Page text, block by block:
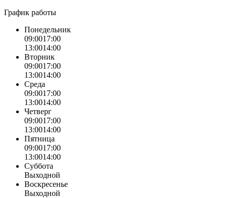
График работы
Понедельник
09:0017:00
13:0014:00
Вторник
09:0017:00
13:0014:00
Среда
09:0017:00
13:0014:00
Четверг
09:0017:00
13:0014:00
Пятница
09:0017:00
13:0014:00
Суббота
Выходной
Воскресенье
Выходной